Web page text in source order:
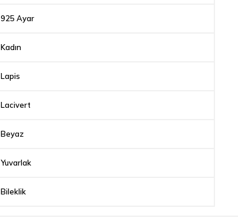
925 Ayar
Kadın
Lapis
Lacivert
Beyaz
Yuvarlak
Bileklik